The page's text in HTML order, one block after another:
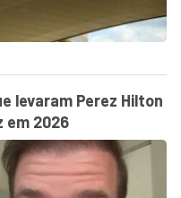
levaram Perez Hilton
em 2026